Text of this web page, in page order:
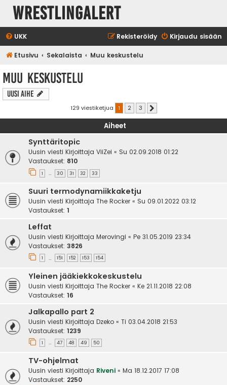
WrestlingAlert
UKK Kirjaudu sisään
Rekisteröidy
Etusivu Sekalaista Muu keskustelu
Muu keskustelu
Uusi Aihe
129 viestiketjua 1 2 3
Aiheet
Synttäritopic
Uusin viesti Kirjoittaja ViiZei « Su 02.09.2018 01:22
Vastaukset: 810
1 … 30 31 32 33
Suuri termodynamiikkaketju
Uusin viesti Kirjoittaja The Rocker « Su 09.01.2022 03:12
Vastaukset: 1
Leffat
Uusin viesti Kirjoittaja Merovingi « Pe 31.05.2019 23:34
Vastaukset: 3826
1 … 151 152 153 154
Yleinen jääkiekkokeskustelu
Uusin viesti Kirjoittaja The Rocker « Ke 21.11.2018 22:08
Vastaukset: 16
Jalkapallo part 2
Uusin viesti Kirjoittaja Dzeko « Ti 03.04.2018 21:53
Vastaukset: 1239
1 … 47 48 49 50
TV-ohjelmat
Uusin viesti Kirjoittaja Riveni « Ma 18.12.2017 17:08
Vastaukset: 2250